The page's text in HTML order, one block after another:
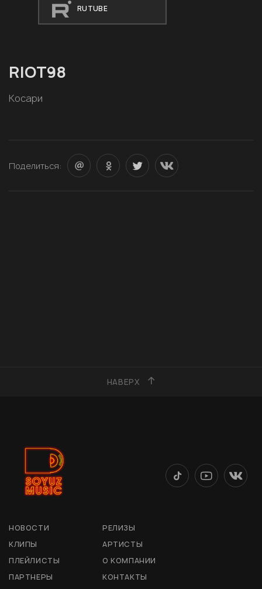
RUTUBE
RIOT98
Косари
Поделиться:
НАВЕРХ
НОВОСТИ
РЕЛИЗЫ
КЛИПЫ
АРТИСТЫ
ПЛЕЙЛИСТЫ
О КОМПАНИИ
ПАРТНЕРЫ
КОНТАКТЫ